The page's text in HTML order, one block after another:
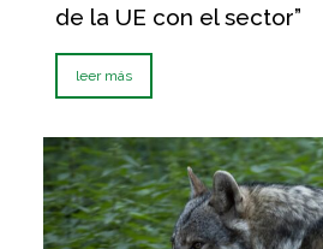
de la UE con el sector”
leer más